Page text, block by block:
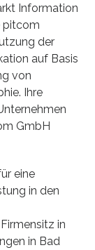
Information
pitcom
der
auf Basis
von
Ihre
GmbH
eine
in den
in
in Bad